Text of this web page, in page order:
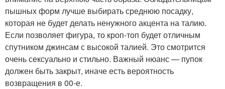
пышных форм лучше выбирать среднюю посадку,
которая не будет делать ненужного акцента на талию.
Если позволяет фигура, то кроп-топ будет отличным
спутником джинсам с высокой талией. Это смотрится
очень сексуально и стильно. Важный нюанс — пупок
должен быть закрыт, иначе есть вероятность
возвращения в 00-е.